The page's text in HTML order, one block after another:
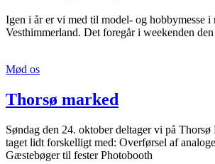
Igen i år er vi med til model- og hobbymesse i
Vesthimmerland. Det foregår i weekenden
Mød os
Thorsø marked
Søndag den 24. oktober deltager vi på
taget lidt forskelligt med: Overførsel af
Gæstebøger til fester Photobooth